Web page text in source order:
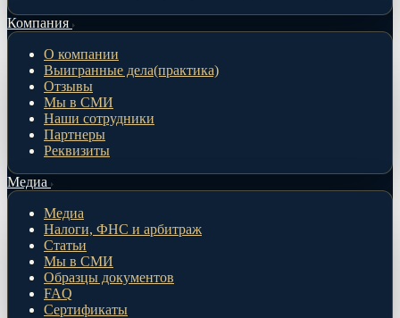
Компания
О компании
Выигранные дела(практика)
Отзывы
Мы в СМИ
Наши сотрудники
Партнеры
Реквизиты
Медиа
Медиа
Налоги, ФНС и арбитраж
Статьи
Мы в СМИ
Образцы документов
FAQ
Сертификаты